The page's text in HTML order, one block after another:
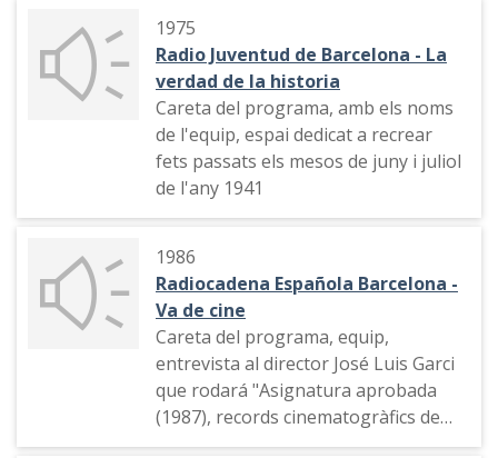
(declaracions de Jaume Andreu),
tema musical, notícies
internacionals, àrea de serveis (el
trànsit), publicitat (Joan Lluch,
Conxita Cabistany, Víctor Alexander i
Montserrat Minobis), exposicions a
Barcelona
1975
Radio Juventud de Barcelona - La
verdad de la historia
Careta del programa, amb els noms
de l'equip, espai dedicat a recrear
fets passats els mesos de juny i juliol
de l'any 1941
1986
Radiocadena Española Barcelona -
Va de cine
Careta del programa, equip,
entrevista al director José Luis Garci
que rodará "Asignatura aprobada
(1987), records cinematogràfics de
Barcelona